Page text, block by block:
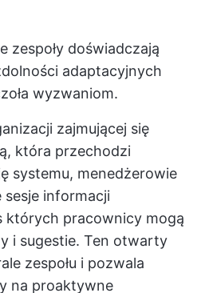
zespoły doświadczają
adaptacyjnych
wyzwaniom.
zajmującej się
która przechodzi
systemu, menedżerowie
sesje informacji
których pracownicy mogą
i sugestie. Ten otwarty
zespołu i pozwala
na proaktywne